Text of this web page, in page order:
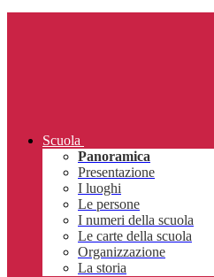
Scuola
Panoramica
Presentazione
I luoghi
Le persone
I numeri della scuola
Le carte della scuola
Organizzazione
La storia